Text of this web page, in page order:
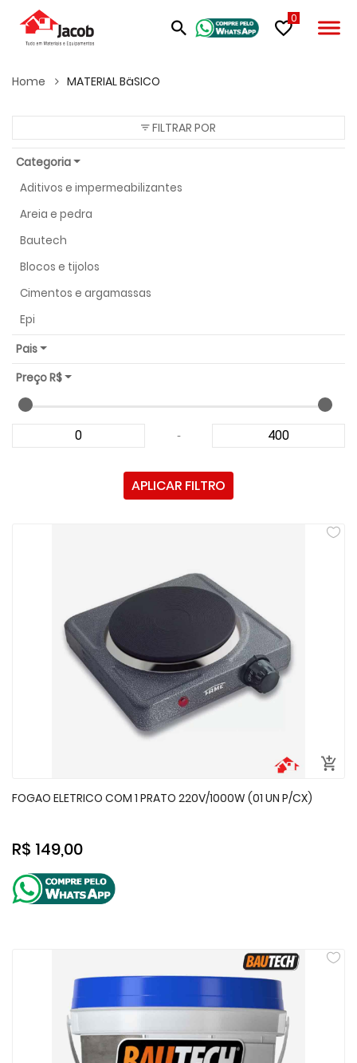
0
Home MATERIAL BäSICO
FILTRAR POR
Categoria
Aditivos e impermeabilizantes
Areia e pedra
Bautech
Blocos e tijolos
Cimentos e argamassas
Epi
Pais
Preço R$
-
FOGAO ELETRICO COM 1 PRATO 220V/1000W (01 UN P/CX)
R$ 149,00